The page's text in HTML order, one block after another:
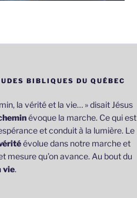
BIBLIQUES DU QUÉBEC
la vérité et la vie… » disait Jésus
évoque la marche. Ce qui est
et conduit à la lumière. Le
évolue dans notre marche et
mesure qu’on avance. Au bout du
vie.